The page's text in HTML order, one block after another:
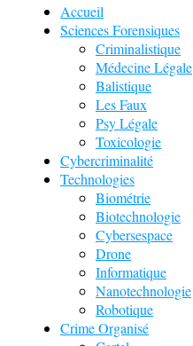
Accueil
Sciences Forensiques
Criminalistique
Médecine Légale
Balistique
Les Faux
Psy Légale
Toxicologie
Cybercriminalité
Technologies
Biométrie
Biotechnologie
Cybersespace
Drone
Informatique
Nanotechnologie
Robotique
Crime Organisé